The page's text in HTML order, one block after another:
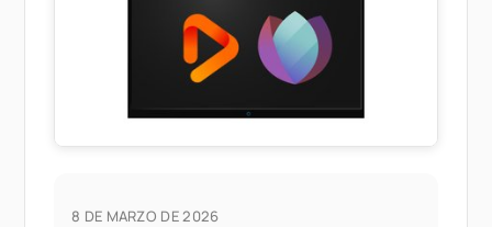
8 DE MARZO DE 2026